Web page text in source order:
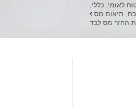
לאומי כללי
תיאום מס
החזר מס לבד